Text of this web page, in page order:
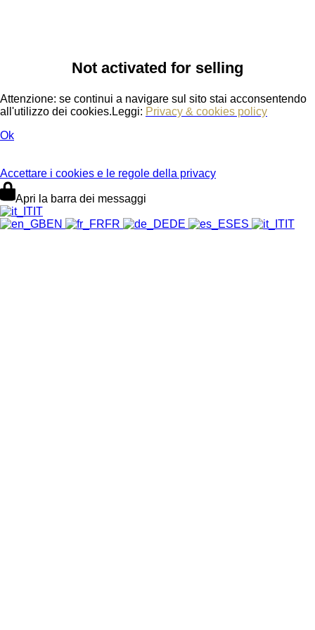
Not activated for selling
Attenzione: se continui a navigare sul sito stai acconsentendo
all'utilizzo dei cookies.Leggi: Privacy & cookies policy
Ok
Accettare i cookies e le regole della privacy
Apri la barra dei messaggi
IT
EN
FR DE ES IT